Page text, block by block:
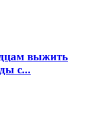
выжить
с...